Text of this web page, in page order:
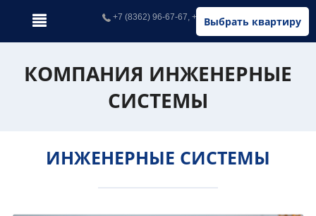
Выбрать квартиру
+7 (8362) 96-67-67, +7 (902) 326-67-67
КОМПАНИЯ ИНЖЕНЕРНЫЕ
СИСТЕМЫ
ИНЖЕНЕРНЫЕ СИСТЕМЫ